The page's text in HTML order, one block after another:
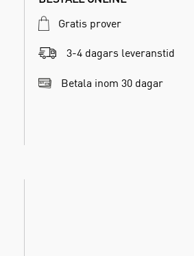
Gratis prover
3-4 dagars leveranstid
Betala inom 30 dagar